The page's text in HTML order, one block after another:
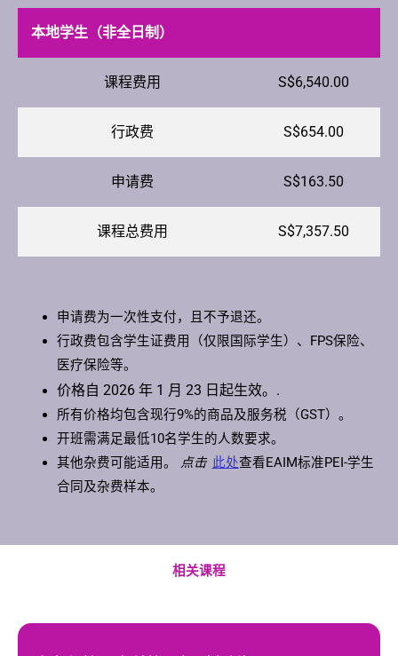
本地学生（非全日制）
课程费用 S$6,540.00
行政费 S$654.00
申请费 S$163.50
课程总费用 S$7,357.50
申请费为一次性支付，且不予退还。
行政费包含学生证费用（仅限国际学生）、FPS保险、
医疗保险等。
价格自 2026 年 1 月 23 日起生效。.
所有价格均包含现行9%的商品及服务税（GST）。
开班需满足最低10名学生的人数要求。
其他杂费可能适用。 点击 此处查看EAIM标准PEI-学生
合同及杂费样本。
相关课程